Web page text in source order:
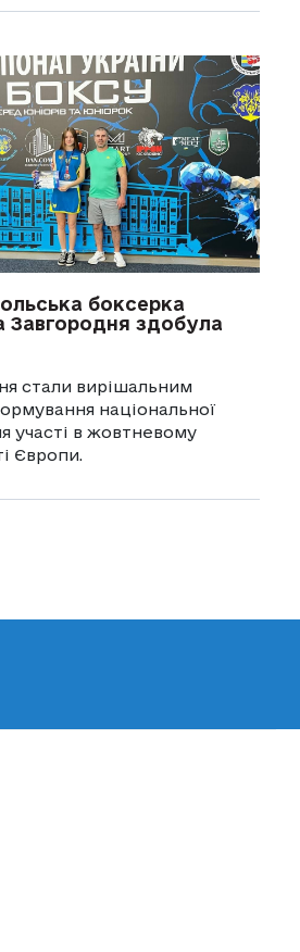
боксерка
Завгородня здобула
стали вирішальним
національної
участі в жовтневому
Європи.